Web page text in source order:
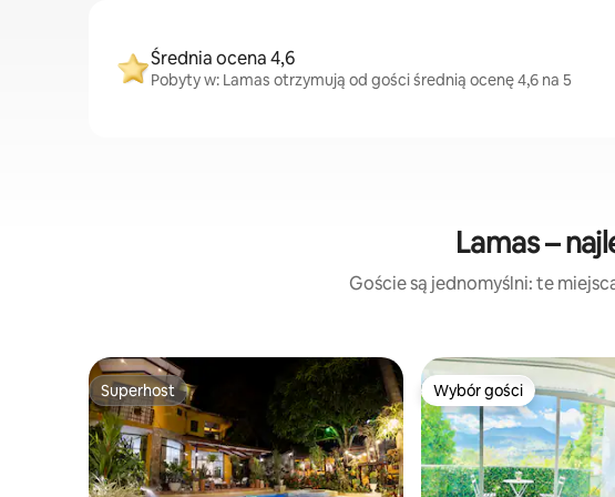
Średnia ocena 4,6
Pobyty w: Lamas otrzymują od gości średnią ocenę 4,6 na 5
Lamas –
Goście są jednomyślni: te
Superhost
Superhost Wybór gości
Wybór gości